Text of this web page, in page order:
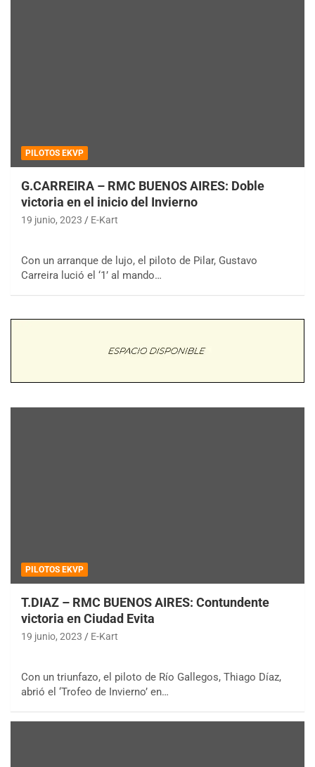
PILOTOS EKVP
G.CARREIRA – RMC BUENOS AIRES: Doble
victoria en el inicio del Invierno
19 junio, 2023 E-Kart
Con un arranque de lujo, el piloto de Pilar, Gustavo
Carreira lució el ‘1’ al mando…
PILOTOS EKVP
T.DIAZ – RMC BUENOS AIRES: Contundente
victoria en Ciudad Evita
19 junio, 2023 E-Kart
Con un triunfazo, el piloto de Río Gallegos, Thiago Díaz,
abrió el ‘Trofeo de Invierno’ en…